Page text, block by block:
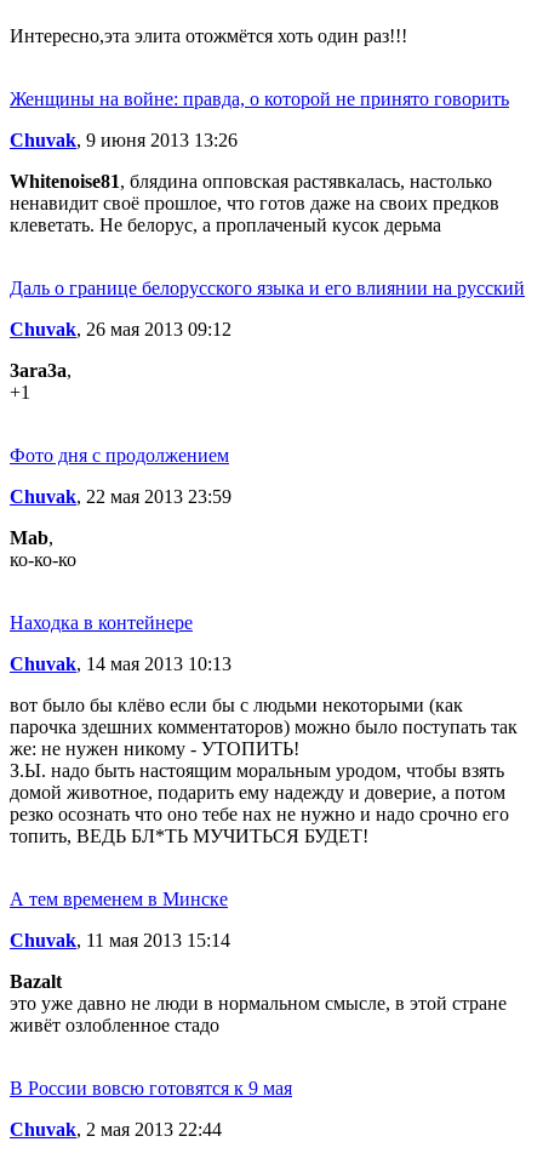
Интересно,эта элита отожмётся хоть один раз!!!
Женщины на войне: правда, о которой не принято говорить
Chuvak, 9 июня 2013 13:26
Whitenoise81, блядина опповская растявкалась, настолько
ненавидит своё прошлое, что готов даже на своих предков
клеветать. Не белорус, а проплаченый кусок дерьма
Даль о границе белорусского языка и его влиянии на русский
Chuvak, 26 мая 2013 09:12
3ara3a,
+1
Фото дня с продолжением
Chuvak, 22 мая 2013 23:59
Mab,
ко-ко-ко
Находка в контейнере
Chuvak, 14 мая 2013 10:13
вот было бы клёво если бы с людьми некоторыми (как
парочка здешних комментаторов) можно было поступать так
же: не нужен никому - УТОПИТЬ!
З.Ы. надо быть настоящим моральным уродом, чтобы взять
домой животное, подарить ему надежду и доверие, а потом
резко осознать что оно тебе нах не нужно и надо срочно его
топить, ВЕДЬ БЛ*ТЬ МУЧИТЬСЯ БУДЕТ!
А тем временем в Минске
Chuvak, 11 мая 2013 15:14
Bazalt
это уже давно не люди в нормальном смысле, в этой стране
живёт озлобленное стадо
В России вовсю готовятся к 9 мая
Chuvak, 2 мая 2013 22:44